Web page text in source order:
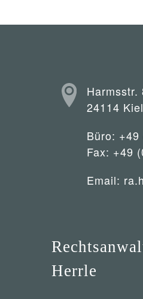
Harmsstr.
24114 Kiel
Büro:
Fax: +49
Email:
Herrle